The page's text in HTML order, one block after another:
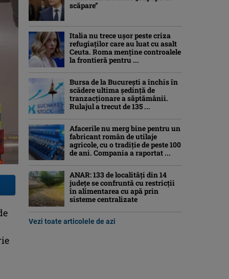
scăpare”
Italia nu trece ușor peste criza
refugiaților care au luat cu asalt
Ceuta. Roma menține controalele
la frontieră pentru ...
Bursa de la București a închis în
scădere ultima ședință de
tranzacționare a săptămânii.
Rulajul a trecut de 135 ...
Afacerile nu merg bine pentru un
fabricant român de utilaje
agricole, cu o tradiție de peste 100
de ani. Compania a raportat ...
ANAR: 133 de localități din 14
județe se confruntă cu restricții
în alimentarea cu apă prin
sisteme centralizate
Vezi toate articolele de azi